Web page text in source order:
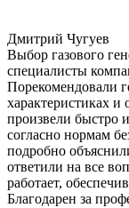
Дмитрий Чугуев
Выбор газового
специалисты
Порекомендовали
характеристиках
произвели быстро
согласно нормам
подробно
ответили на все
работает,
Благодарен за